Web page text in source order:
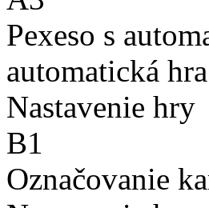
Pexeso s
automatická
Nastavenie hry
B1
Označovanie